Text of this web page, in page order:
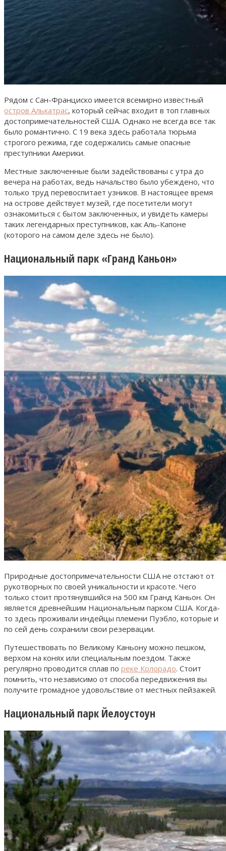
Рядом с Сан-Франциско имеется всемирно известный
остров Алькатрас, который сейчас входит в топ главных
достопримечательностей США. Однако не всегда все так
было романтично. С 19 века здесь работала тюрьма
строгого режима, где содержались самые опасные
преступники Америки.
Местные заключенные были задействованы с утра до
вечера на работах, ведь начальство было убеждено, что
только труд перевоспитает узников. В настоящее время
на острове действует музей, где посетители могут
ознакомиться с бытом заключенных, и увидеть камеры
таких легендарных преступников, как Аль-Капоне
(которого на самом деле здесь не было).
Национальный парк «Гранд Каньон»
Природные достопримечательности США не отстают от
рукотворных по своей уникальности и красоте. Чего
только стоит протянувшийся на 500 км Гранд Каньон. Он
является древнейшим Национальным парком США. Когда-
то здесь проживали индейцы племени Пуэбло, которые и
по сей день сохранили свои резервации.
Путешествовать по Великому Каньону можно пешком,
верхом на конях или специальным поездом. Также
регулярно проводится сплав по реке Колорадо. Стоит
помнить, что независимо от способа передвижения вы
получите громадное удовольствие от местных пейзажей.
Национальный парк Йелоустоун